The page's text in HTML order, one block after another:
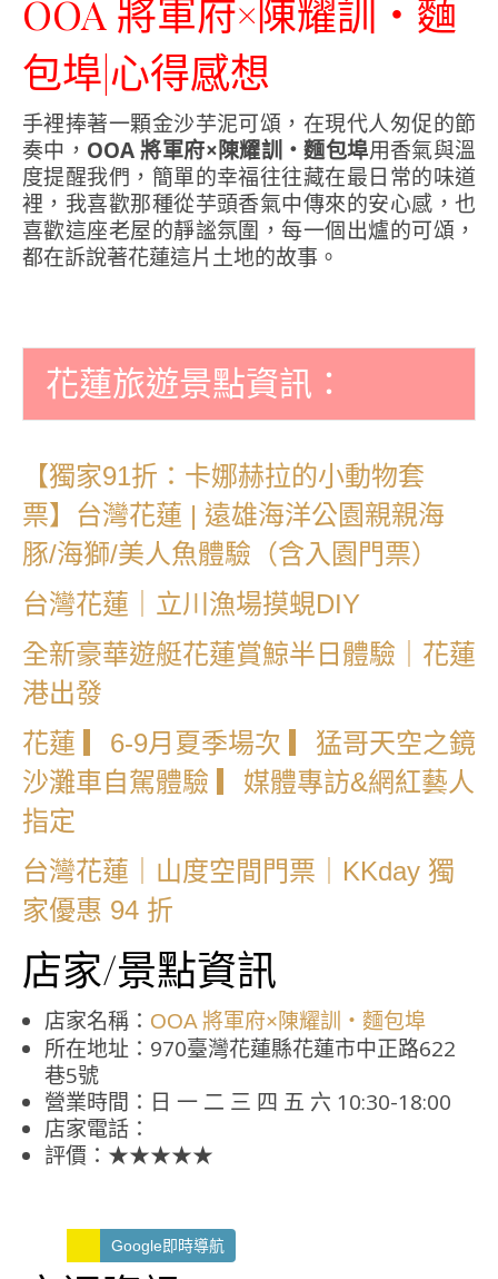
OOA 將軍府×陳耀訓・麵
包埠|心得感想
手裡捧著一顆金沙芋泥可頌，在現代人匆促的節
奏中， OOA 將軍府×陳耀訓・麵包埠用香氣與溫
度提醒我們，簡單的幸福往往藏在最日常的味道
裡，我喜歡那種從芋頭香氣中傳來的安心感，也
喜歡這座老屋的靜謐氛圍，每一個出爐的可頌，
都在訴說著花蓮這片土地的故事。
花蓮旅遊景點資訊：
【獨家91折：卡娜赫拉的小動物套
票】台灣花蓮 | 遠雄海洋公園親親海
豚/海獅/美人魚體驗（含入園門票）
台灣花蓮｜立川漁場摸蜆DIY
全新豪華遊艇花蓮賞鯨半日體驗｜花蓮
港出發
花蓮 ▎6-9月夏季場次 ▎猛哥天空之鏡
沙灘車自駕體驗 ▎媒體專訪&網紅藝人
指定
台灣花蓮｜山度空間門票｜KKday 獨
家優惠 94 折
店家/景點資訊
店家名稱： OOA 將軍府×陳耀訓・麵包埠
所在地址：970臺灣花蓮縣花蓮市中正路622
巷5號
營業時間：日 一 二 三 四 五 六 10:30-18:00
店家電話：
評價：★★★★★
Google即時導航